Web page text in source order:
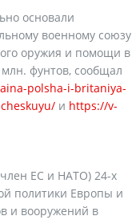
основали
военному союзу
оружия и помощи в
фунтов, сообщал
polsha-i-britaniya-
и https://v-
ЕС и НАТО) 24-х
политики Европы и
и вооружений в